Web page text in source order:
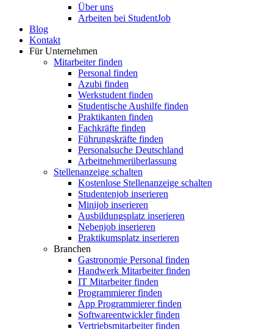
Über uns
Arbeiten bei StudentJob
Blog
Kontakt
Für Unternehmen
Mitarbeiter finden
Personal finden
Azubi finden
Werkstudent finden
Studentische Aushilfe finden
Praktikanten finden
Fachkräfte finden
Führungskräfte finden
Personalsuche Deutschland
Arbeitnehmerüberlassung
Stellenanzeige schalten
Kostenlose Stellenanzeige schalten
Studentenjob inserieren
Minijob inserieren
Ausbildungsplatz inserieren
Nebenjob inserieren
Praktikumsplatz inserieren
Branchen
Gastronomie Personal finden
Handwerk Mitarbeiter finden
IT Mitarbeiter finden
Programmierer finden
App Programmierer finden
Softwareentwickler finden
Vertriebsmitarbeiter finden